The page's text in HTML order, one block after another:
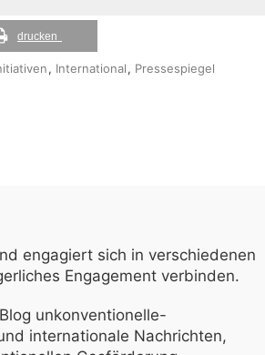
drucken
, International, Pressespiegel
engagiert sich in verschiedenen
Engagement verbinden.
unkonventionelle-
internationale Nachrichten,